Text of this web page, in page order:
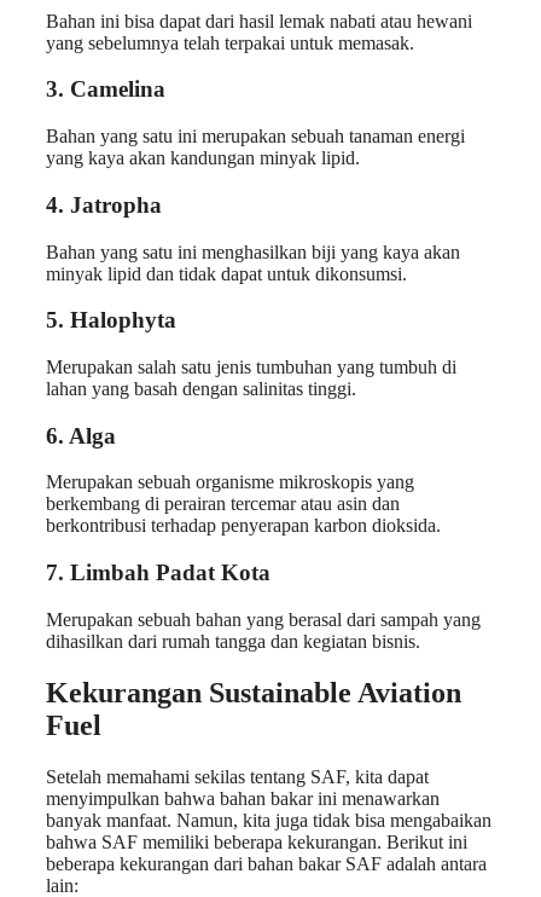
Bahan ini bisa dapat dari hasil lemak nabati atau hewani
yang sebelumnya telah terpakai untuk memasak.
3. Camelina
Bahan yang satu ini merupakan sebuah tanaman energi
yang kaya akan kandungan minyak lipid.
4. Jatropha
Bahan yang satu ini menghasilkan biji yang kaya akan
minyak lipid dan tidak dapat untuk dikonsumsi.
5. Halophyta
Merupakan salah satu jenis tumbuhan yang tumbuh di
lahan yang basah dengan salinitas tinggi.
6. Alga
Merupakan sebuah organisme mikroskopis yang
berkembang di perairan tercemar atau asin dan
berkontribusi terhadap penyerapan karbon dioksida.
7. Limbah Padat Kota
Merupakan sebuah bahan yang berasal dari sampah yang
dihasilkan dari rumah tangga dan kegiatan bisnis.
Kekurangan Sustainable Aviation
Fuel
Setelah memahami sekilas tentang SAF, kita dapat
menyimpulkan bahwa bahan bakar ini menawarkan
banyak manfaat. Namun, kita juga tidak bisa mengabaikan
bahwa SAF memiliki beberapa kekurangan. Berikut ini
beberapa kekurangan dari bahan bakar SAF adalah antara
lain: